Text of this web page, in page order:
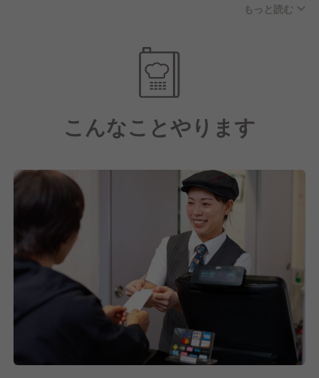
・従業員食事補助制度（勤務時に50％オフで食事可
・産休、育休制度（取得率：女性100％、男性
・ストックオプション制度（入社2年目以降の社員に
【豊富な研修制度で安心！】
社員研修は約1か月半しっかり実施します。社会人基
礎スキルを習得をできるだけでなく、店舗配属前に店
舗研修も実施します。
配属後も、フォローアップ研修や工場農場視察、役職
別研修、海外研修、外部研修など様々な研修があるの
で、着実に成長をしていくことが可能です。
サイゼリヤでは、社員一人ひとりの成長を支援し、目
標を持って働くことができる環境を整えています。
【愛され続ける自社商品の魅力】
当社では、食材の生産から加工、物流、提供まで自社
で行う「製造直販業」を取り入れています。
もっと読む
こんなことやります